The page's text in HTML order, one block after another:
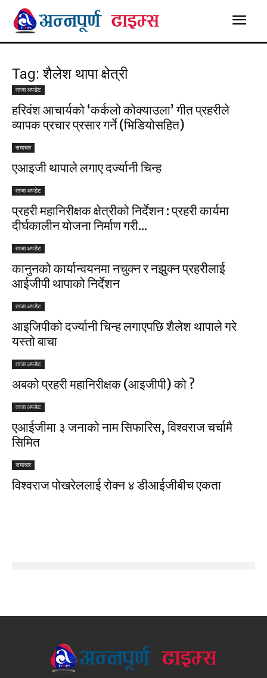
Tag: शैलेश थापा क्षेत्री
ताजा अपडेट
हरिवंश आचार्यको ‘कर्कलो कोक्याउला’ गीत प्रहरीले
व्यापक प्रचार प्रसार गर्ने (भिडियोसहित)
समाचार
एआइजी थापाले लगाए दर्ज्यानी चिन्ह
ताजा अपडेट
प्रहरी महानिरीक्षक क्षेत्रीको निर्देशन : प्रहरी कार्यमा
दीर्घकालीन योजना निर्माण गरी...
ताजा अपडेट
कानुनको कार्यान्वयनमा नचुक्न र नझुक्न प्रहरीलाई
आईजीपी थापाको निर्देशन
ताजा अपडेट
आइजिपीको दर्ज्यानी चिन्ह लगाएपछि शैलेश थापाले गरे
यस्तो बाचा
ताजा अपडेट
अबको प्रहरी महानिरीक्षक (आइजीपी) को ?
ताजा अपडेट
एआईजीमा ३ जनाको नाम सिफारिस, विश्वराज चर्चामै
सिमित
समाचार
विश्वराज पोखरेललाई रोक्न ४ डीआईजीबीच एकता